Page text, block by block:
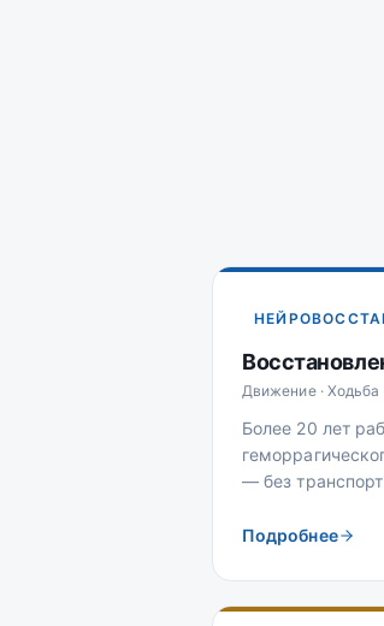
Движение · Ходьба
Более 20 лет
— без
Подробнее